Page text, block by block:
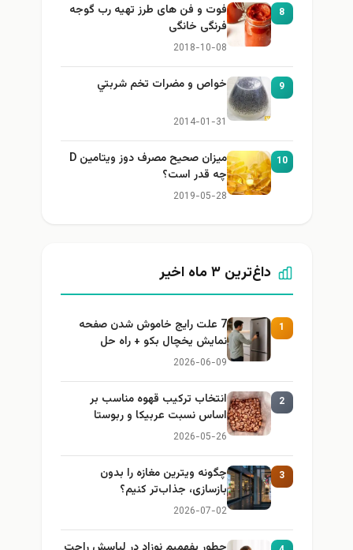
8
فوت و فن های طرز تهیه رب گوجه
فرنگی خانگی
2018-10-08
9 خواص و مضرات تخم شربتي
2014-01-31
10
میزان صحیح مصرف دوز ویتامین D
چه قدر است؟
2019-05-28
داغ‌ترین ۳ ماه اخیر
1
7 علت رایج خاموش شدن صفحه
نمایش یخچال بکو + راه حل
2026-06-09
2
انتخاب ترکیب قهوه مناسب بر
اساس نسبت عربیکا و ربوستا
2026-05-26
3
چگونه ویترین مغازه را بدون
بازسازی، جذاب‌تر کنیم؟
2026-07-02